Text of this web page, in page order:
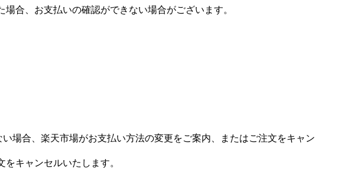
合、お支払いの確認ができない場合がございます。
場合、楽天市場がお支払い方法の変更をご案内、またはご注文をキャン
キャンセルいたします。